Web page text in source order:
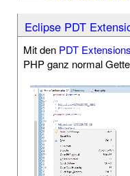
Eclipse PDT
Mit den PDT Extensions
PHP ganz normal